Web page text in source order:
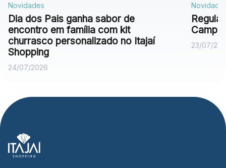
Novidades
Dia dos Pais ganha sabor de
encontro em família com kit
churrasco personalizado no Itajaí
Shopping
24/07/2026
23/07/